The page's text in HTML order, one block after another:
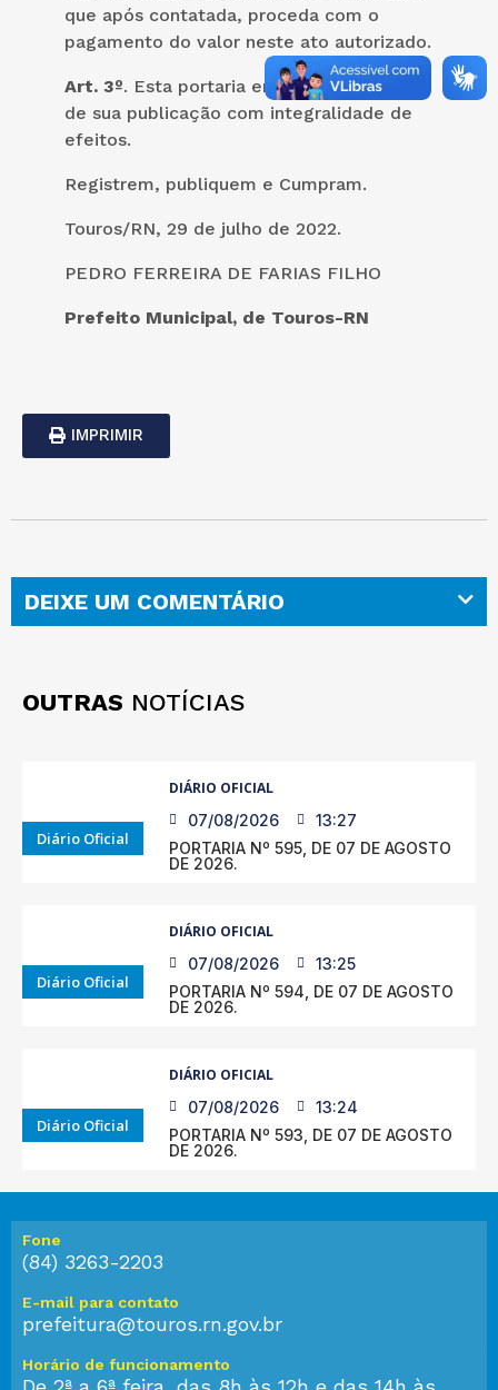
que após contatada, proceda com o
pagamento do valor neste ato autorizado.
Art. 3º. Esta portaria entra vigor na data
de sua publicação com integralidade de
efeitos.
Registrem, publiquem e Cumpram.
Touros/RN, 29 de julho de 2022.
PEDRO FERREIRA DE FARIAS FILHO
Prefeito Municipal, de Touros-RN
IMPRIMIR
DEIXE UM COMENTÁRIO
OUTRAS NOTÍCIAS
Diário Oficial
DIÁRIO OFICIAL
07/08/2026
13:27
PORTARIA Nº 595, DE 07 DE AGOSTO
DE 2026.
Diário Oficial
DIÁRIO OFICIAL
07/08/2026
13:25
PORTARIA Nº 594, DE 07 DE AGOSTO
DE 2026.
Diário Oficial
DIÁRIO OFICIAL
07/08/2026
13:24
PORTARIA Nº 593, DE 07 DE AGOSTO
DE 2026.
Fone
(84) 3263-2203
E-mail para contato
prefeitura@touros.rn.gov.br
Horário de funcionamento